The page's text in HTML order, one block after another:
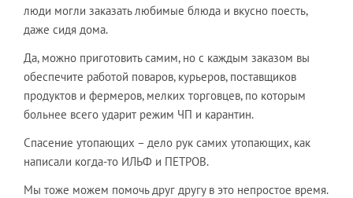
люди могли заказать любимые блюда и вкусно поесть,
даже сидя дома.
Да, можно приготовить самим, но с каждым заказом вы
обеспечите работой поваров, курьеров, поставщиков
продуктов и фермеров, мелких торговцев, по которым
больнее всего ударит режим ЧП и карантин.
Спасение утопающих – дело рук самих утопающих, как
написали когда-то ИЛЬФ и ПЕТРОВ.
Мы тоже можем помочь друг другу в это непростое время.